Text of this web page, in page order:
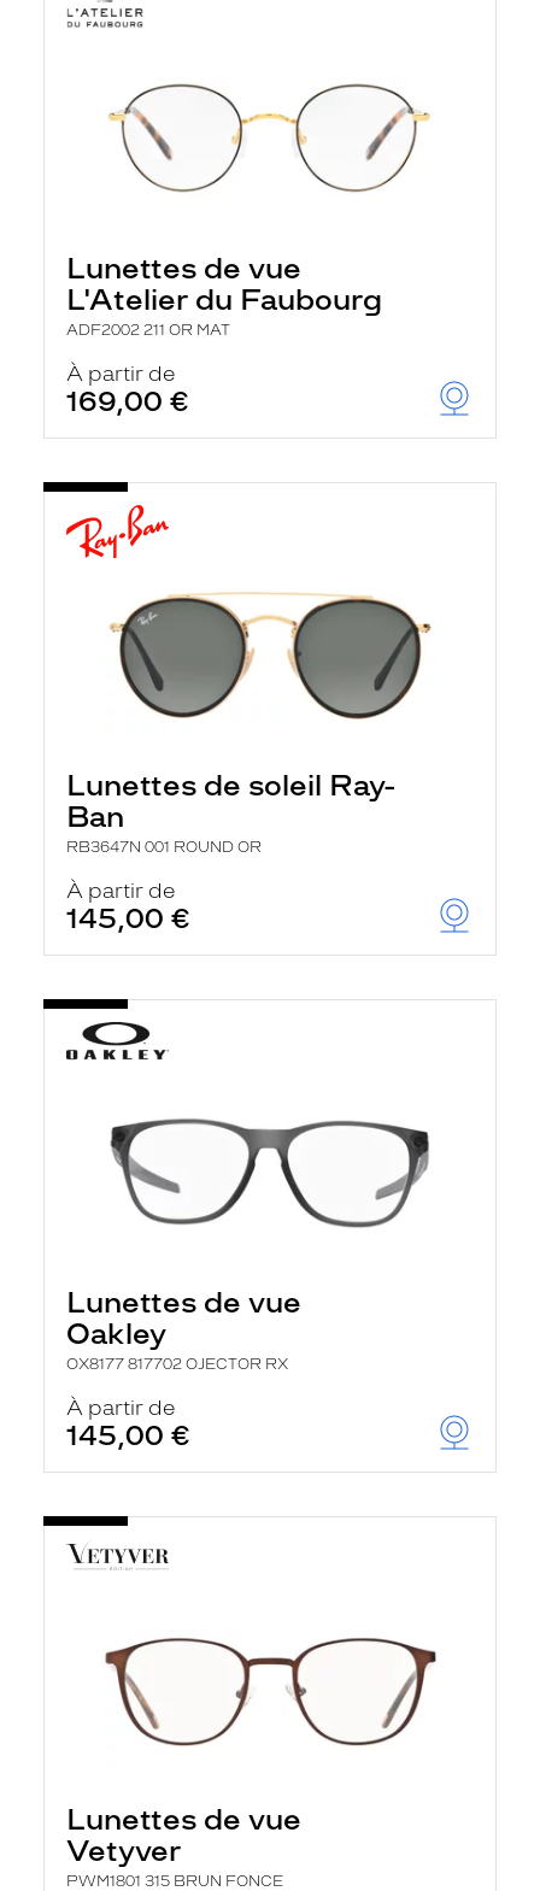
Lunettes de vue
L'Atelier du Faubourg
ADF2002 211 OR MAT
À partir de
169,00 €
Lunettes de soleil Ray-
Ban
RB3647N 001 ROUND OR
À partir de
145,00 €
Lunettes de vue
Oakley
OX8177 817702 OJECTOR RX
À partir de
145,00 €
Lunettes de vue
Vetyver
PWM1801 315 BRUN FONCE